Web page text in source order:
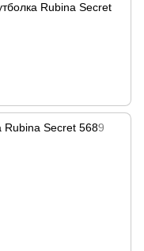
Rubina Secret